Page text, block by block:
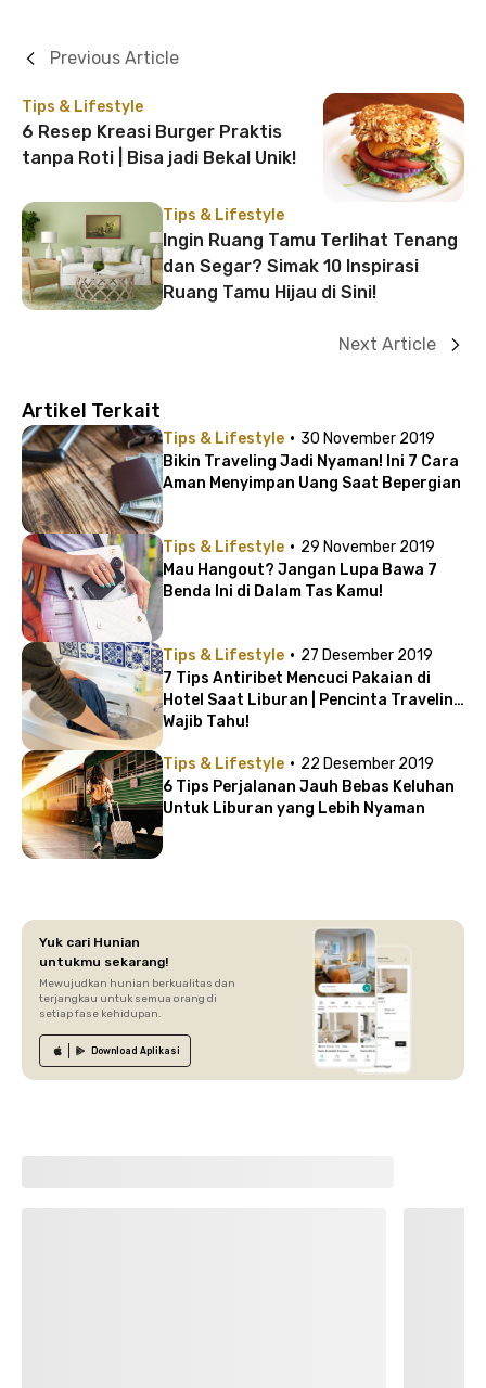
Tips & Lifestyle
6 Resep Kreasi Burger Praktis
tanpa Roti | Bisa jadi Bekal Unik!
Previous Article
Tips & Lifestyle
Ingin Ruang Tamu Terlihat Tenang
dan Segar? Simak 10 Inspirasi
Ruang Tamu Hijau di Sini!
Next Article
Artikel Terkait
Tips & Lifestyle · 30 November 2019
Bikin Traveling Jadi Nyaman! Ini 7 Cara
Aman Menyimpan Uang Saat Bepergian
Tips & Lifestyle · 29 November 2019
Mau Hangout? Jangan Lupa Bawa 7
Benda Ini di Dalam Tas Kamu!
Tips & Lifestyle · 27 Desember 2019
7 Tips Antiribet Mencuci Pakaian di
Hotel Saat Liburan | Pencinta Traveling
Wajib Tahu!
Tips & Lifestyle · 22 Desember 2019
6 Tips Perjalanan Jauh Bebas Keluhan
Untuk Liburan yang Lebih Nyaman
Yuk cari Hunian
untukmu sekarang!
Mewujudkan hunian berkualitas dan
terjangkau untuk semua orang di
setiap fase kehidupan.
Download Aplikasi